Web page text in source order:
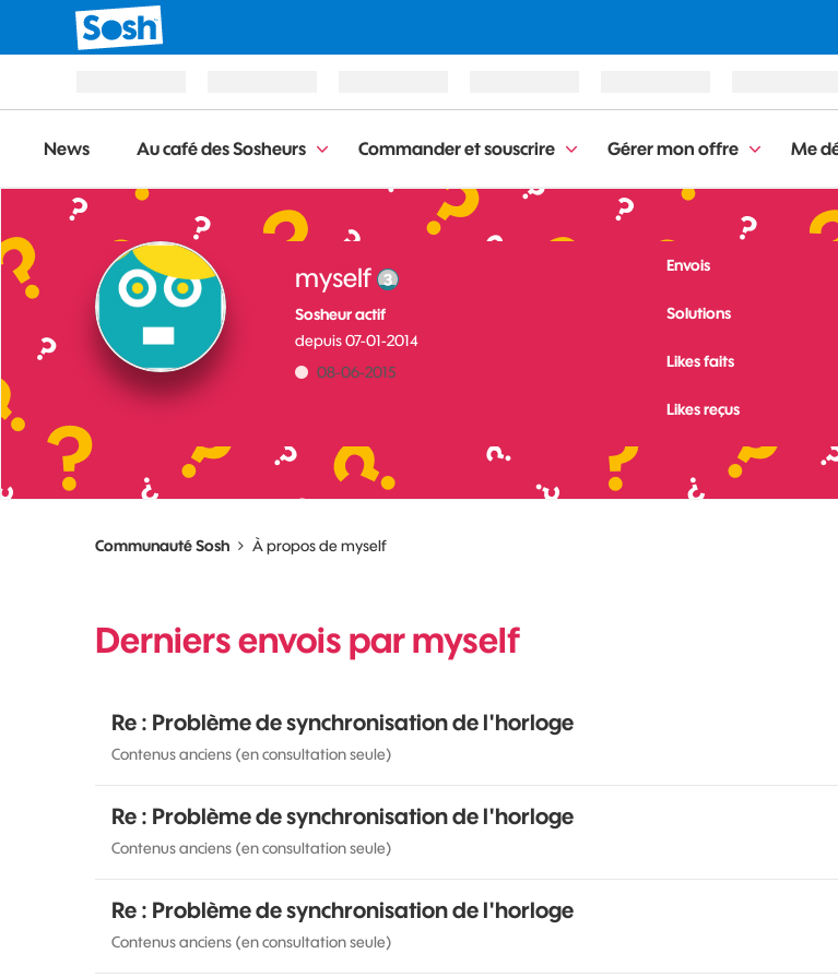
News Au café des Sosheurs Commander et souscrire Gérer mon offre Me
myself
Sosheur actif
depuis‎07-01-2014
‎08-06-2015
Envois
Solutions
Likes faits
Likes reçus
Communauté Sosh À propos de myself
Derniers envois par myself
Re : Problème de synchronisation de l'horloge
Contenus anciens (en consultation seule)
Re : Problème de synchronisation de l'horloge
Contenus anciens (en consultation seule)
Re : Problème de synchronisation de l'horloge
Contenus anciens (en consultation seule)